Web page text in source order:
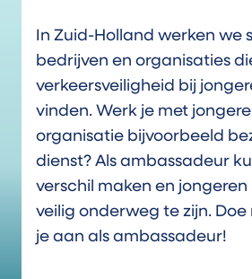
In Zuid-Holland werken we
bedrijven en organisaties
verkeersveiligheid bij
vinden. Werk je met
organisatie bijvoorbeeld
dienst? Als ambassadeur
verschil maken en jongeren
veilig onderweg te zijn. Doe
je aan als ambassadeur!